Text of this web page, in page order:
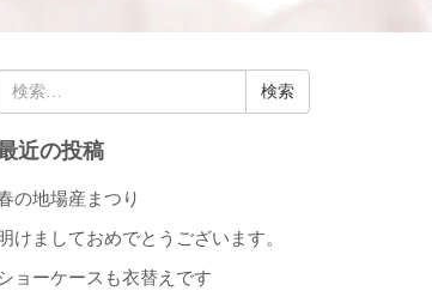
:
近の投稿
の地場産まつり
けましておめでとうございます。
ョーケースも衣替えです